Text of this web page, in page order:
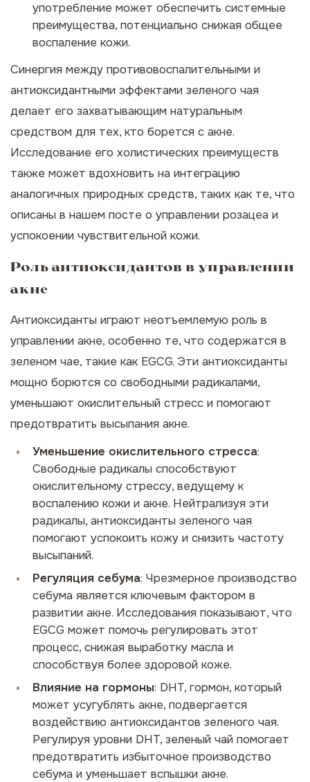
употребление может обеспечить системные
преимущества, потенциально снижая общее
воспаление кожи.
Синергия между противовоспалительными и
антиоксидантными эффектами зеленого чая
делает его захватывающим натуральным
средством для тех, кто борется с акне.
Исследование его холистических преимуществ
также может вдохновить на интеграцию
аналогичных природных средств, таких как те, что
описаны в нашем посте о управлении розацеа и
успокоении чувствительной кожи.
Роль антиоксидантов в управлении
акне
Антиоксиданты играют неотъемлемую роль в
управлении акне, особенно те, что содержатся в
зеленом чае, такие как EGCG. Эти антиоксиданты
мощно борются со свободными радикалами,
уменьшают окислительный стресс и помогают
предотвратить высыпания акне.
Уменьшение окислительного стресса:
Свободные радикалы способствуют
окислительному стрессу, ведущему к
воспалению кожи и акне. Нейтрализуя эти
радикалы, антиоксиданты зеленого чая
помогают успокоить кожу и снизить частоту
высыпаний.
Регуляция себума: Чрезмерное производство
себума является ключевым фактором в
развитии акне. Исследования показывают, что
EGCG может помочь регулировать этот
процесс, снижая выработку масла и
способствуя более здоровой коже.
Влияние на гормоны: DHT, гормон, который
может усугублять акне, подвергается
воздействию антиоксидантов зеленого чая.
Регулируя уровни DHT, зеленый чай помогает
предотвратить избыточное производство
себума и уменьшает вспышки акне.